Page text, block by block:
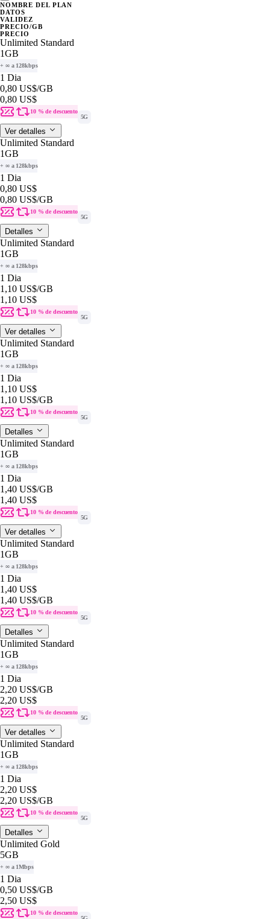
NOMBRE DEL PLAN
DATOS
VALIDEZ
PRECIO/GB
PRECIO
Unlimited Standard
1GB
+ ∞ a 128kbps
1 Dia
0,80 US$/GB
0,80 US$
10 % de descuento
5G
Ver detalles
Unlimited Standard
1GB
+ ∞ a 128kbps
1 Dia
0,80 US$
0,80 US$/GB
10 % de descuento
5G
Detalles
Unlimited Standard
1GB
+ ∞ a 128kbps
1 Dia
1,10 US$/GB
1,10 US$
10 % de descuento
5G
Ver detalles
Unlimited Standard
1GB
+ ∞ a 128kbps
1 Dia
1,10 US$
1,10 US$/GB
10 % de descuento
5G
Detalles
Unlimited Standard
1GB
+ ∞ a 128kbps
1 Dia
1,40 US$/GB
1,40 US$
10 % de descuento
5G
Ver detalles
Unlimited Standard
1GB
+ ∞ a 128kbps
1 Dia
1,40 US$
1,40 US$/GB
10 % de descuento
5G
Detalles
Unlimited Standard
1GB
+ ∞ a 128kbps
1 Dia
2,20 US$/GB
2,20 US$
10 % de descuento
5G
Ver detalles
Unlimited Standard
1GB
+ ∞ a 128kbps
1 Dia
2,20 US$
2,20 US$/GB
10 % de descuento
5G
Detalles
Unlimited Gold
5GB
+ ∞ a 1Mbps
1 Dia
0,50 US$/GB
2,50 US$
10 % de descuento